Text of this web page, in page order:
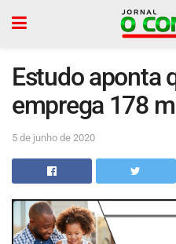
Estudo aponta
emprega 178
5 de junho de 2020